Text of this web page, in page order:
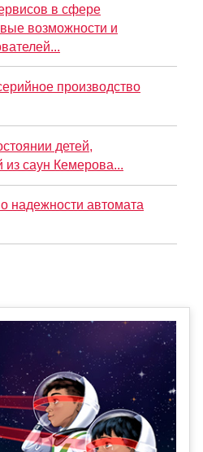
в сфере
возможности и
производство
детей,
саун Кемерова...
надежности автомата